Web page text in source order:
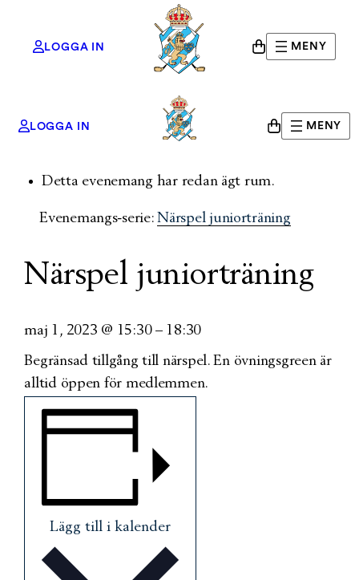
LOGGA IN MENY
LOGGA IN MENY
Detta evenemang har redan ägt rum.
Evenemangs-serie:Närspel juniorträning
Närspel juniorträning
maj 1, 2023 @ 15:30– 18:30
Begränsad tillgång till närspel. En övningsgreen är
alltid öppen för medlemmen.
Lägg till i kalender